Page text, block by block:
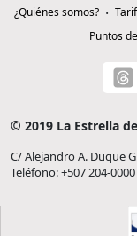
¿Quiénes somos?
Puntos
© 2019 La Estrella
C/ Alejandro A. Duque
Teléfono: +507 204-0000